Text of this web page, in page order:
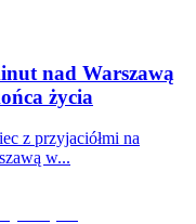
nad Warszawą
życia
z przyjaciółmi na
w...